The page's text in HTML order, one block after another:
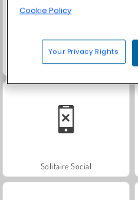
Harvest Honors Classic
Solitaire Social
Cookie Policy
Your Privacy Rights